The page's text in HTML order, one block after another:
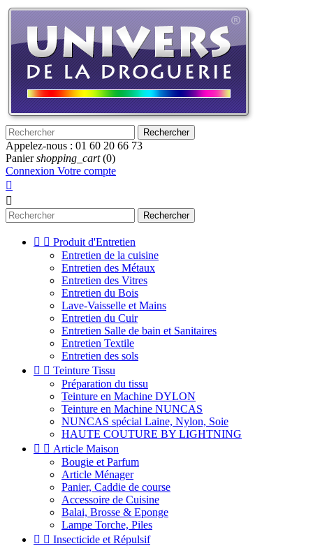
Rechercher
Appelez-nous : 01 60 20 66 73
Panier shopping_cart (0)
Connexion Votre compte


Rechercher
  Produit d'Entretien
Entretien de la cuisine
Entretien des Métaux
Entretien des Vitres
Entretien du Bois
Lave-Vaisselle et Mains
Entretien du Cuir
Entretien Salle de bain et Sanitaires
Entretien Textile
Entretien des sols
  Teinture Tissu
Préparation du tissu
Teinture en Machine DYLON
Teinture en Machine NUNCAS
NUNCAS spécial Laine, Nylon, Soie
HAUTE COUTURE BY LIGHTNING
  Article Maison
Bougie et Parfum
Article Ménager
Panier, Caddie de course
Accessoire de Cuisine
Balai, Brosse & Eponge
Lampe Torche, Piles
  Insecticide et Répulsif